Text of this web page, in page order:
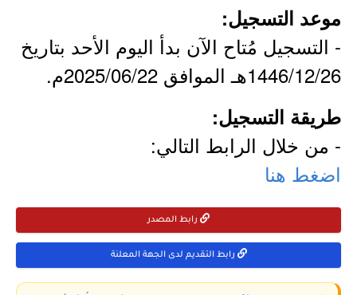
موعد التسجيل:
- التسجيل مُتاح الآن بدأ اليوم الأحد بتاريخ
1446/12/26هـ الموافق 2025/06/22م.
طريقة التسجيل:
- من خلال الرابط التالي:
اضغط هنا
رابط المصدر
رابط التقديم لدى الجهة المعلنة